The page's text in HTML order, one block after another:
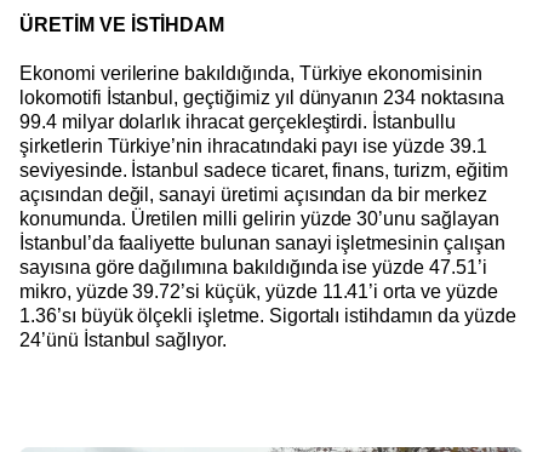
ÜRETİM VE İSTİHDAM
Ekonomi verilerine bakıldığında, Türkiye ekonomisinin
lokomotifi İstanbul, geçtiğimiz yıl dünyanın 234 noktasına
99.4 milyar dolarlık ihracat gerçekleştirdi. İstanbullu
şirketlerin Türkiye’nin ihracatındaki payı ise yüzde 39.1
seviyesinde. İstanbul sadece ticaret, finans, turizm, eğitim
açısından değil, sanayi üretimi açısından da bir merkez
konumunda. Üretilen milli gelirin yüzde 30’unu sağlayan
İstanbul’da faaliyette bulunan sanayi işletmesinin çalışan
sayısına göre dağılımına bakıldığında ise yüzde 47.51’i
mikro, yüzde 39.72’si küçük, yüzde 11.41’i orta ve yüzde
1.36’sı büyük ölçekli işletme. Sigortalı istihdamın da yüzde
24’ünü İstanbul sağlıyor.